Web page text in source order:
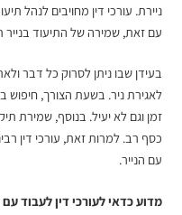
ניירת. עורכי דין מחויבים לנהל
עם זאת, שמירה של התיעוד
בעידן שבו ניתן לסרוק כל דבר
לאגירת ניר. בשעת הצורך, חיפוש
זמן וגם לא יעיל. בנוסף, שמירת
כסף רב. למרות זאת, עורכי דין
עם הנייר.
מדוע כדאי לעורכי דין לעבוד